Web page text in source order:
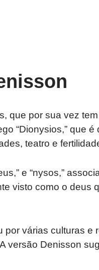
que por sua vez
“Dionysios,” que
teatro e
e “nysos,”
visto como o deus
várias culturas e
versão Denisson